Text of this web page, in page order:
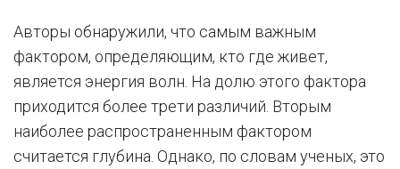
Авторы обнаружили, что самым важным
фактором, определяющим, кто где живет,
является энергия волн. На долю этого фактора
приходится более трети различий. Вторым
наиболее распространенным фактором
считается глубина. Однако, по словам ученых, это